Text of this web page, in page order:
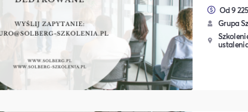
Od 9
Grupa